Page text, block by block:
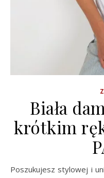
Biała
krótkim
Poszukujesz stylowej i